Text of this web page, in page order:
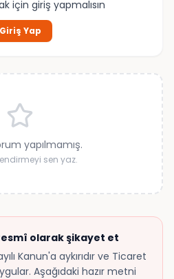
için giriş yapmalısın
Giriş Yap
yapılmamış.
sen yaz.
olarak şikayet et
Kanun'a aykırıdır ve Ticaret
Aşağıdaki hazır metni